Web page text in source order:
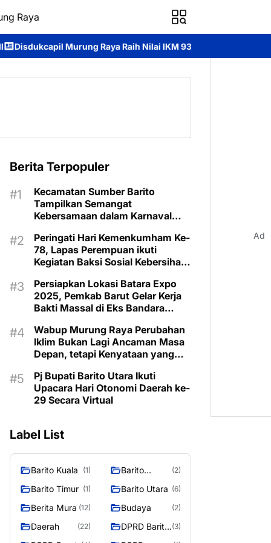
Raya
Raya Raih Nilai IKM 93,84, Bukti Komitmen Hadirkan
Berita Terpopuler
Kecamatan Sumber Barito
Tampilkan Semangat
Kebersamaan dalam Karnaval
Peringati Hari Kemenkumham Ke-
78, Lapas Perempuan ikuti
Kegiatan Baksi Sosial Kebersihan
Persiapkan Lokasi Batara Expo
2025, Pemkab Barut Gelar Kerja
Bakti Massal di Eks Bandara
Wabup Murung Raya Perubahan
Iklim Bukan Lagi Ancaman Masa
Depan, tetapi Kenyataan yang
Pj Bupati Barito Utara Ikuti
Upacara Hari Otonomi Daerah ke-
29 Secara Virtual
Label List
Barito Kuala (1)
Barito
(2)
Barito Timur (1) Barito Utara (6)
Berita Mura (12) Budaya (2)
Daerah (22)
DPRD Barito (3)
Ad